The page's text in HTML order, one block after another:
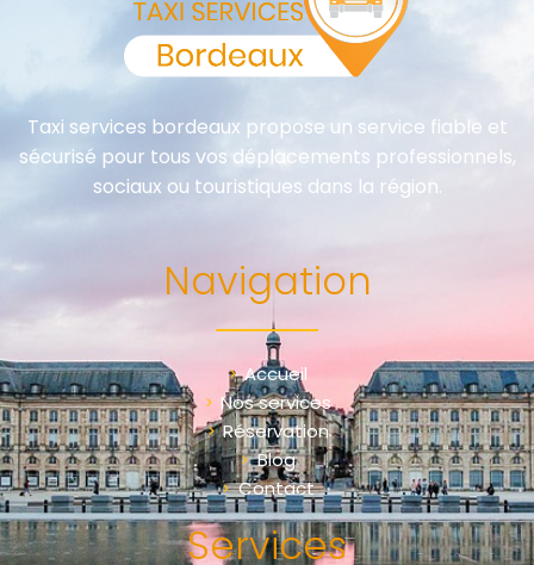
Taxi services bordeaux propose un service fiable et
sécurisé pour tous vos déplacements professionnels,
sociaux ou touristiques dans la région.
Navigation
Accueil
Nos services
Réservation
Blog
Contact
Services